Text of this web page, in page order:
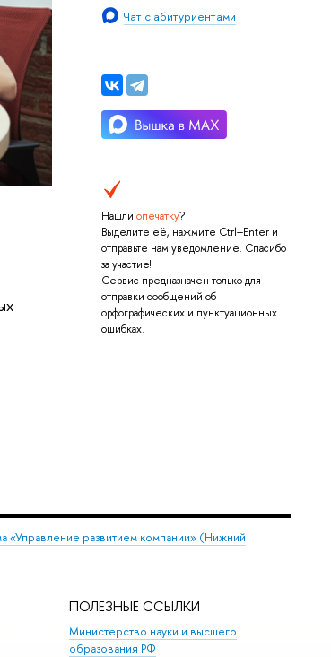
Чат с абитуриентами
Нашли опечатку?
Выделите её, нажмите Ctrl+Enter и
отправьте нам уведомление. Спасибо
за участие!
Сервис предназначен только для
отправки сообщений об
орфографических и пунктуационных
ошибках.
«Управление развитием компании» (Нижний
ПОЛЕЗНЫЕ ССЫЛКИ
Министерство науки и высшего
образования РФ